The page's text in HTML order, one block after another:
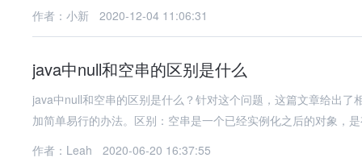
作者：小新
2020-12-04 11:06:31
java中null和空串的区别是什么
java中null和空串的区别是什么？针对这个问题，这篇文章给出
加简单易行的办法。区别：空串是一个已经实例化之后的对象，
作者：Leah
2020-06-20 16:37:55